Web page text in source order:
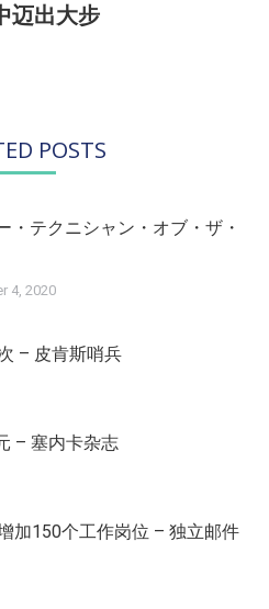
文
未
迈出大步
POSTS
・テクニシャン・オブ・ザ・
4, 2020
– 皮肯斯哨兵
– 塞内卡杂志
加150个工作岗位 – 独立邮件